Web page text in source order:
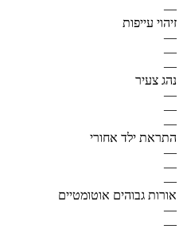
—
זיהוי עייפות
—
—
—
נהג צעיר
—
—
—
התראת ילד אחורי
—
—
—
אורות גבוהים אוטומטיים
—
—